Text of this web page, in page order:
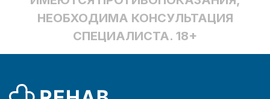
НЕОБХОДИМА КОНСУЛЬТАЦИЯ
СПЕЦИАЛИСТА. 18+